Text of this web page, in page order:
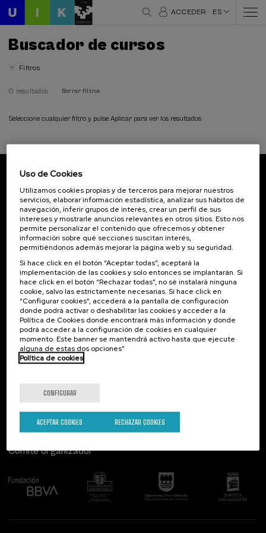
ACCEDER ES
Buscador de cursos
Filtros
0 resultados Borrar filtros
Seleccione cualquier filtro y pulse Aplicar para ver los resultados
Inscríbete para ser el primero/a en recibir las
novedades de UIK.
Suscribirse
Contacto
Palacio Miramar
Paseo de Miraconcha, 48
20007 Donostia / San Sebastián
Gipuzkoa, Spain
Contacta con nosotros
De interés...
Actividades anteriores
Comité organizador
Uso de Cookies
Utilizamos cookies propias y de terceros para mejorar nuestros
servicios, elaborar información estadística, analizar sus hábitos de
navegación, inferir grupos de interés, crear un perfil de sus
intereses y mostrarle anuncios relevantes en otros sitios. Esto nos
permite personalizar el contenido que ofrecemos y obtener
información sobre qué secciones suscitan interés,
permitiéndonos además mejorar la página web y su seguridad.
Si hace click en el botón “Aceptar todas”, aceptará la
implementación de las cookies y solo entonces se implantarán. Si
hace click en el botón “Rechazar todas”, no sé instalará ninguna
cookie, salvo las estrictamente necesarias. Si hace click en
“Configurar cookies”, accederá a la pantalla de configuración
donde podrá activar o deshabilitar las cookies y acceder a la
Política de Cookies donde encontrará más información y donde
podrá acceder a la configuración de cookies en cualquier
momento. Este banner se mantendrá activo hasta que ejecute
alguna de estas dos opciones”
Política de cookies
CONFIGURAR
RECHAZAR COOKIES
ACEPTAR COOKIES